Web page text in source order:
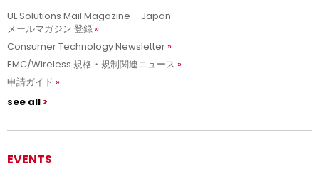
UL Solutions Mail Magazine – Japan
メールマガジン 登録
Consumer Technology Newsletter
EMC/Wireless 規格・規制関連ニュース
申請ガイド
see all
EVENTS